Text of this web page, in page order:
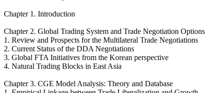
Chapter 1. Introduction
Chapter 2. Global Trading System and Trade Negotiation Options
1. Review and Prospects for the Multilateral Trade Negotiations
2. Current Status of the DDA Negotiations
3. Global FTA Initiatives from the Korean perspective
4. Natural Trading Blocks in East Asia
Chapter 3. CGE Model Analysis: Theory and Database